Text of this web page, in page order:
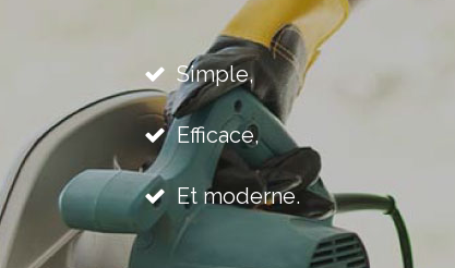
Simple,
Efficace,
Et moderne.